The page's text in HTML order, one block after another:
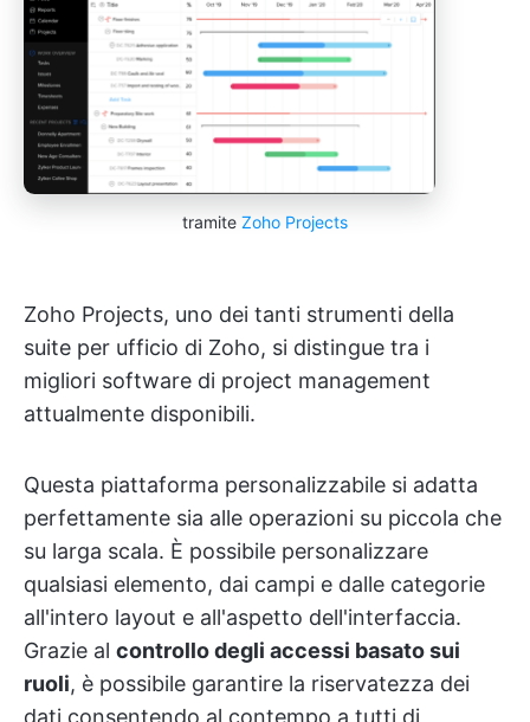
tramite Zoho Projects
Zoho Projects, uno dei tanti strumenti della
suite per ufficio di Zoho, si distingue tra i
migliori software di project management
attualmente disponibili.
Questa piattaforma personalizzabile si adatta
perfettamente sia alle operazioni su piccola che
su larga scala. È possibile personalizzare
qualsiasi elemento, dai campi e dalle categorie
all'intero layout e all'aspetto dell'interfaccia.
Grazie al controllo degli accessi basato sui
ruoli, è possibile garantire la riservatezza dei
dati consentendo al contempo a tutti di